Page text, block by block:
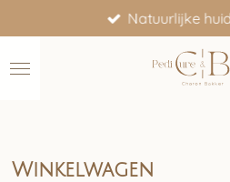
direct
naar
Natuurlijke
Winkelwagen